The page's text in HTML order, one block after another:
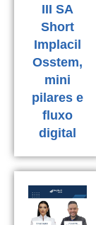
III SA
Short
Implacil
Osstem,
mini
pilares e
fluxo
digital